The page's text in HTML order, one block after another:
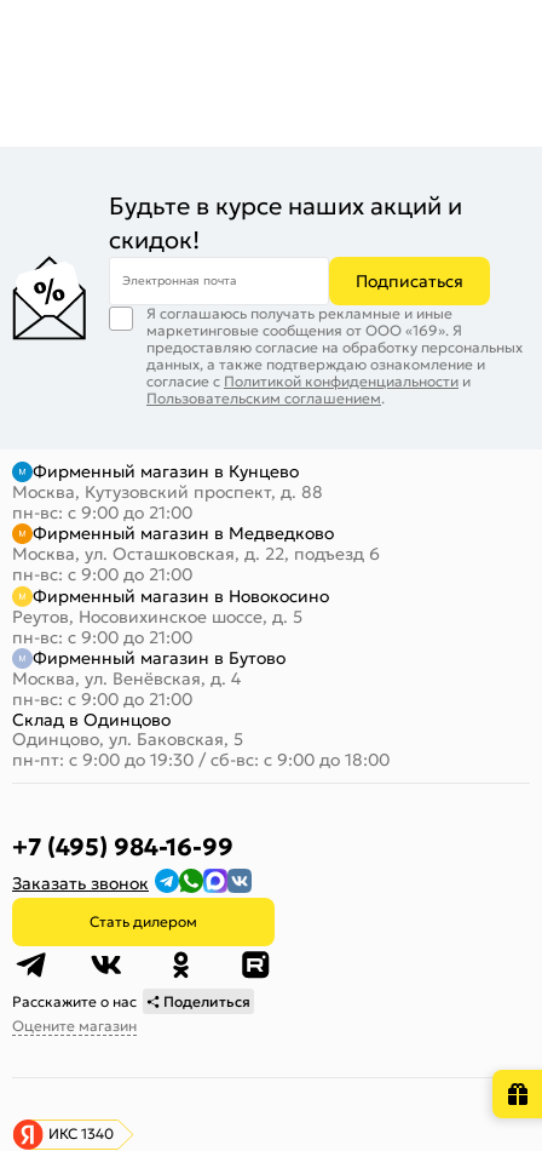
Будьте в курсе наших акций и
скидок!
Электронная почта Подписаться
Я соглашаюсь получать рекламные и иные
маркетинговые сообщения от ООО «169». Я
предоставляю согласие на обработку персональных
данных, а также подтверждаю ознакомление и
согласие с Политикой конфиденциальности и
Пользовательским соглашением.
Фирменный магазин в Кунцево
Москва, Кутузовский проспект, д. 88
пн-вс: с 9:00 до 21:00
Фирменный магазин в Медведково
Москва, ул. Осташковская, д. 22, подъезд 6
пн-вс: с 9:00 до 21:00
Фирменный магазин в Новокосино
Реутов, Носовихинское шоссе, д. 5
пн-вс: с 9:00 до 21:00
Фирменный магазин в Бутово
Москва, ул. Венёвская, д. 4
пн-вс: с 9:00 до 21:00
Склад в Одинцово
Одинцово, ул. Баковская, 5
пн-пт: с 9:00 до 19:30 / сб-вс: с 9:00 до 18:00
+7 (495) 984-16-99
Заказать звонок
Стать дилером
Расскажите о нас
Поделиться
Оцените магазин
ИКС 1340